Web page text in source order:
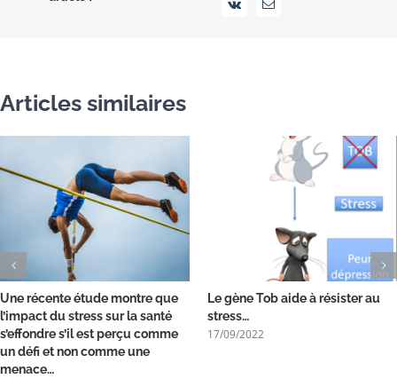
Vk Email
Articles similaires
Une récente étude montre que
l’impact du stress sur la santé
s’effondre s’il est perçu comme
un défi et non comme une
menace…
Le gène Tob aide à résister au
stress…
17/09/2022